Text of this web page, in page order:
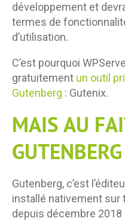
développement et
termes de
d’utilisation.
C’est pourquoi
gratuitement un outil
Gutenberg : Gutenix.
MAIS AU
Gutenberg, c’est
installé nativement sur
depuis décembre